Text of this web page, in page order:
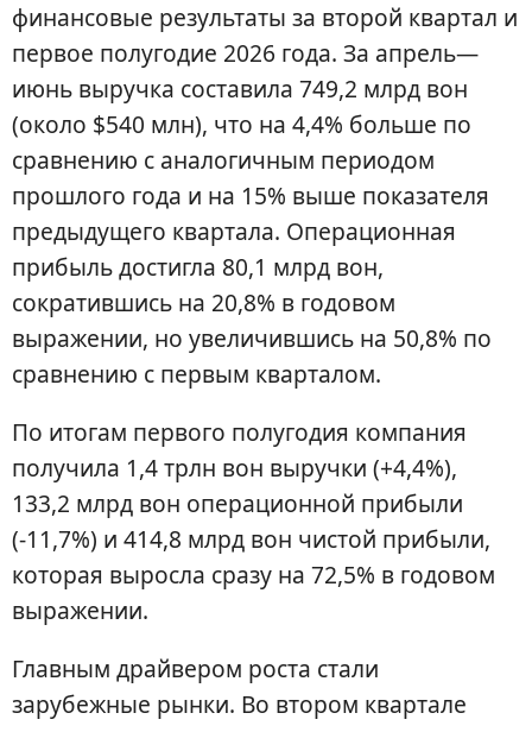
финансовые результаты за второй квартал и
первое полугодие 2026 года. За апрель—
июнь выручка составила 749,2 млрд вон
(около $540 млн), что на 4,4% больше по
сравнению с аналогичным периодом
прошлого года и на 15% выше показателя
предыдущего квартала. Операционная
прибыль достигла 80,1 млрд вон,
сократившись на 20,8% в годовом
выражении, но увеличившись на 50,8% по
сравнению с первым кварталом.
По итогам первого полугодия компания
получила 1,4 трлн вон выручки (+4,4%),
133,2 млрд вон операционной прибыли
(-11,7%) и 414,8 млрд вон чистой прибыли,
которая выросла сразу на 72,5% в годовом
выражении.
Главным драйвером роста стали
зарубежные рынки. Во втором квартале